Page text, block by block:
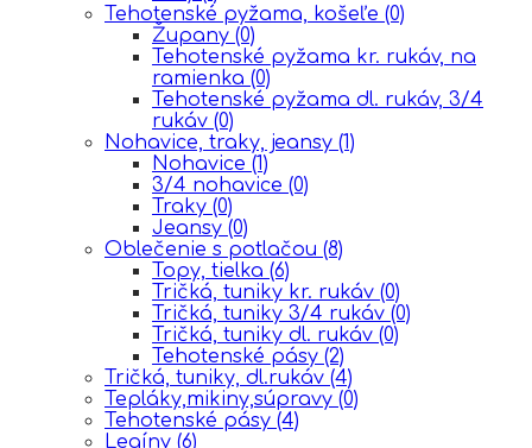
Tehotenské pyžama, košeľe (0)
Župany (0)
Tehotenské pyžama kr. rukáv, na
ramienka (0)
Tehotenské pyžama dl. rukáv, 3/4
rukáv (0)
Nohavice, traky, jeansy (1)
Nohavice (1)
3/4 nohavice (0)
Traky (0)
Jeansy (0)
Oblečenie s potlačou (8)
Topy, tielka (6)
Tričká, tuniky kr. rukáv (0)
Tričká, tuniky 3/4 rukáv (0)
Tričká, tuniky dl. rukáv (0)
Tehotenské pásy (2)
Tričká, tuniky, dl.rukáv (4)
Tepláky,mikiny,súpravy (0)
Tehotenské pásy (4)
Legíny (6)